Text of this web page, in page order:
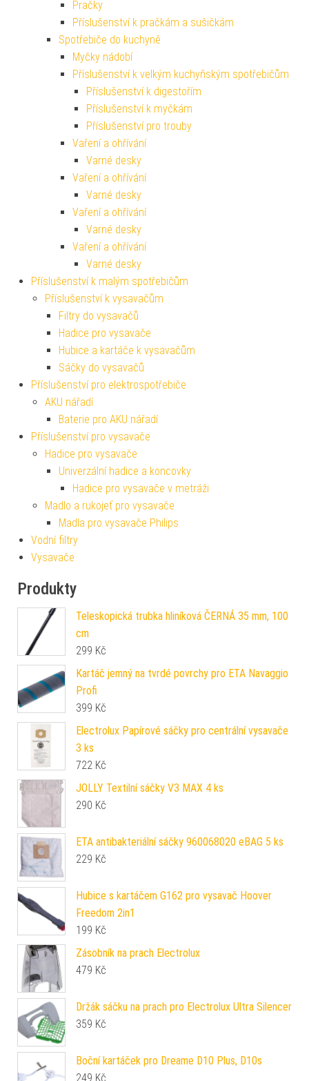
Pračky
Příslušenství k pračkám a sušičkám
Spotřebiče do kuchyně
Myčky nádobí
Příslušenství k velkým kuchyňským spotřebičům
Příslušenství k digestořím
Příslušenství k myčkám
Příslušenství pro trouby
Vaření a ohřívání
Varné desky
Vaření a ohřívání
Varné desky
Vaření a ohřívání
Varné desky
Vaření a ohřívání
Varné desky
Příslušenství k malým spotřebičům
Příslušenství k vysavačům
Filtry do vysavačů
Hadice pro vysavače
Hubice a kartáče k vysavačům
Sáčky do vysavačů
Příslušenství pro elektrospotřebiče
AKU nářadí
Baterie pro AKU nářadí
Příslušenství pro vysavače
Hadice pro vysavače
Univerzální hadice a koncovky
Hadice pro vysavače v metráži
Madlo a rukojeť pro vysavače
Madla pro vysavače Philips
Vodní filtry
Vysavače
Produkty
Teleskopická trubka hliníková ČERNÁ 35 mm, 100
cm
299 Kč
Kartáč jemný na tvrdé povrchy pro ETA Navaggio
Profi
399 Kč
Electrolux Papírové sáčky pro centrální vysavače
3 ks
722 Kč
JOLLY Textilní sáčky V3 MAX 4 ks
290 Kč
ETA antibakteriální sáčky 960068020 eBAG 5 ks
229 Kč
Hubice s kartáčem G162 pro vysavač Hoover
Freedom 2in1
199 Kč
Zásobník na prach Electrolux
479 Kč
Držák sáčku na prach pro Electrolux Ultra Silencer
359 Kč
Boční kartáček pro Dreame D10 Plus, D10s
249 Kč